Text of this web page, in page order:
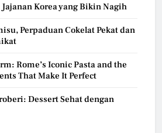
Korea yang Bikin Nagih
Perpaduan Cokelat Pekat dan
Rome’s Iconic Pasta and the
That Make It Perfect
Dessert Sehat dengan